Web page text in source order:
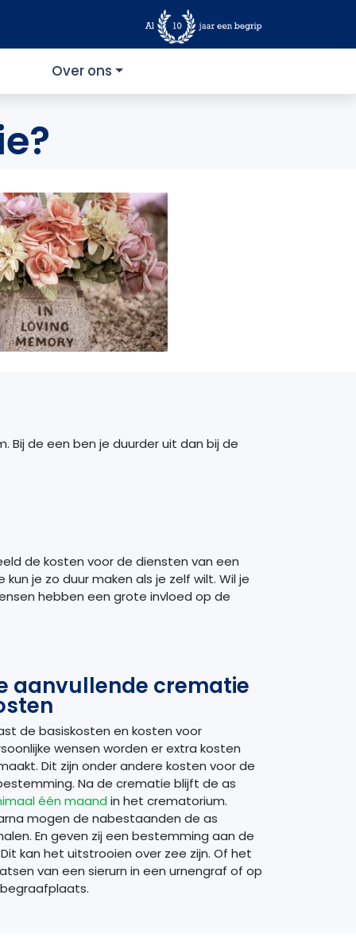
Over ons
Bij de een ben je duurder uit dan bij de
de kosten voor de diensten van een
je zo duur maken als je zelf wilt. Wil je
hebben een grote invloed op de
aanvullende crematie
de basiskosten en kosten voor
wensen worden er extra kosten
Dit zijn onder andere kosten voor de
Na de crematie blijft de as
één maand in het crematorium.
mogen de nabestaanden de as
En geven zij een bestemming aan de
kan het uitstrooien over zee zijn. Of het
van een sierurn in een urnengraf of op